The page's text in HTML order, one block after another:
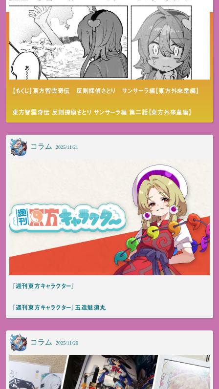
【もくじ】東方智霊奇伝 反則探偵さとり サンサーラ編【東方外來韋編】
東方智霊奇伝 反則探偵さとり サンサーラ編 第二話【東方外來韋編】
コラム 2025/11/21
『週刊東方キャラクター』
『週刊東方キャラクター』玉造魅須丸
コラム 2025/11/20